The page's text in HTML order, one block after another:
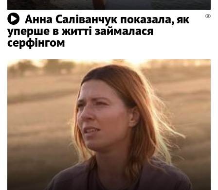
Анна Саліванчук показала, як
уперше в житті займалася
серфінгом